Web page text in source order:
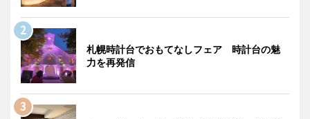
札幌時計台でおもてなしフェア 時計台の魅
力を再発信